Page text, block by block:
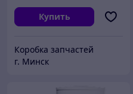
Купить
Коробка запчастей
г. Минск